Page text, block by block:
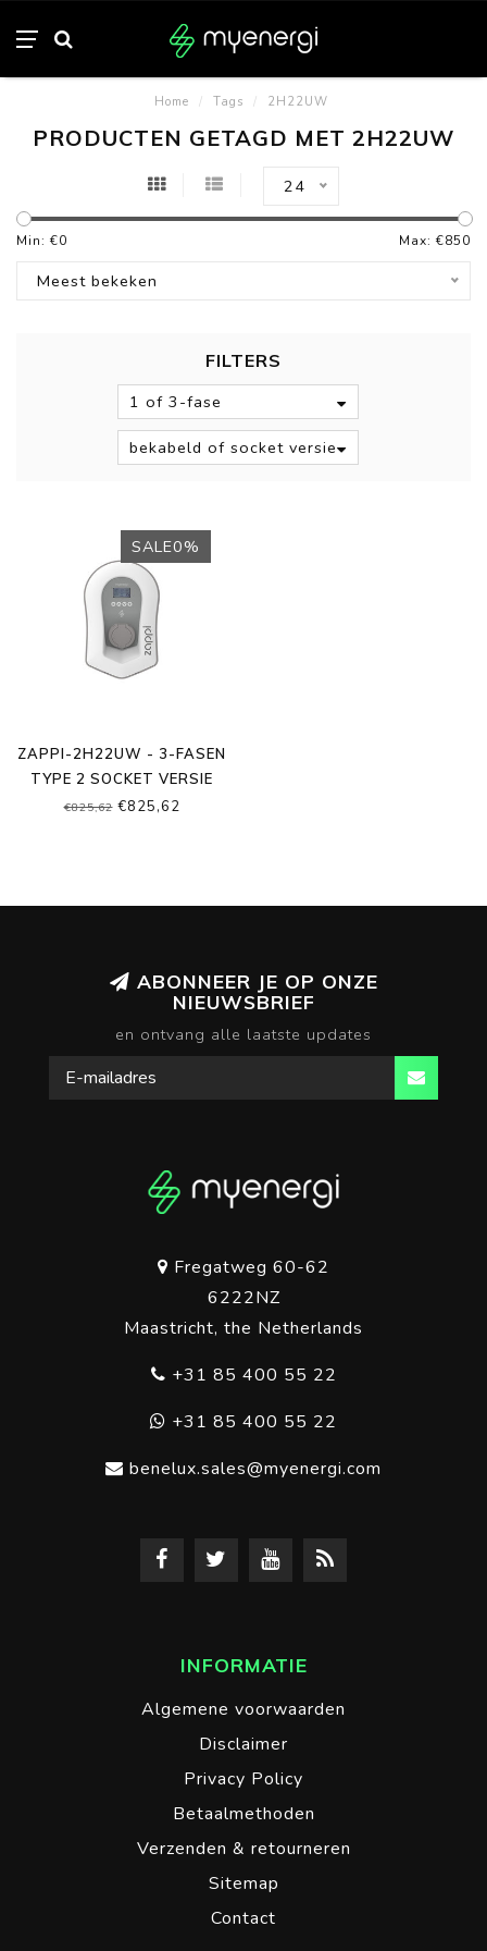
Home / Tags / 2H22UW
PRODUCTEN GETAGD MET 2H22UW
24
Min: €0 Max: €850
Meest bekeken
FILTERS
1 of 3-fase
bekabeld of socket versie
SALE0%
ZAPPI-2H22UW - 3-FASEN
TYPE 2 SOCKET VERSIE
€825,62€825,62
ABONNEER JE OP ONZE
NIEUWSBRIEF
en ontvang alle laatste updates
Fregatweg 60-62
6222NZ
Maastricht, the Netherlands
+31 85 400 55 22
+31 85 400 55 22
benelux.sales@myenergi.com
INFORMATIE
Algemene voorwaarden
Disclaimer
Privacy Policy
Betaalmethoden
Verzenden & retourneren
Sitemap
Contact